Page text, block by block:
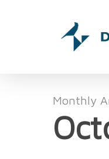
Monthly